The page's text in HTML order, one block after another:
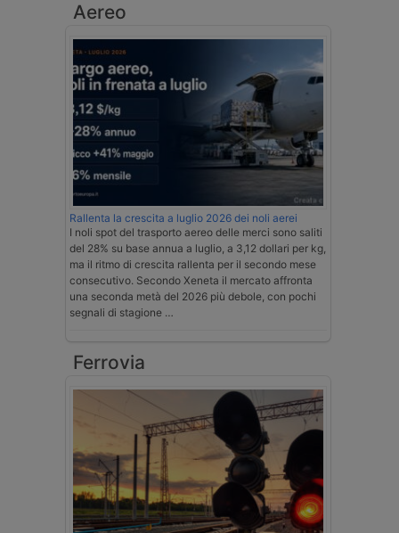
Aereo
Rallenta la crescita a luglio 2026 dei noli aerei
I noli spot del trasporto aereo delle merci sono saliti
del 28% su base annua a luglio, a 3,12 dollari per kg,
ma il ritmo di crescita rallenta per il secondo mese
consecutivo. Secondo Xeneta il mercato affronta
una seconda metà del 2026 più debole, con pochi
segnali di stagione …
Ferrovia